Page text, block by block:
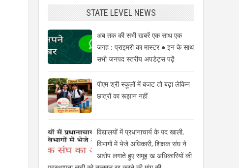
STATE LEVEL NEWS
अब तक की सभी खबरें एक साथ एक
जगह : प्राइमरी का मास्टर ● इन के साथ
सभी जनपद स्तरीय अपडेट्स पढ़ें
पीएम श्री स्कूलों में बजट तो बढ़ा लेकिन
छात्रों का रूझान नहीं
विद्यालयों में प्रधानाचार्य के पद खाली,
विभागों में भेजे अधिकारी, शिक्षक संघ ने
आरोप लगाते हुए समूह ख अधिकारियों की